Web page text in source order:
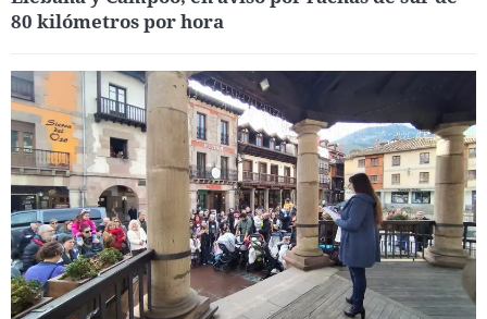
80 kilómetros por hora